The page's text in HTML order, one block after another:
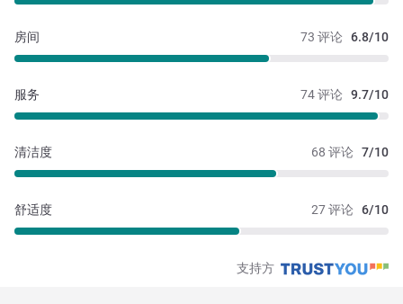
73 评论 6.8/10
房间
74 评论 9.7/10
服务
68 评论 7/10
清洁度
27 评论 6/10
舒适度
支持方